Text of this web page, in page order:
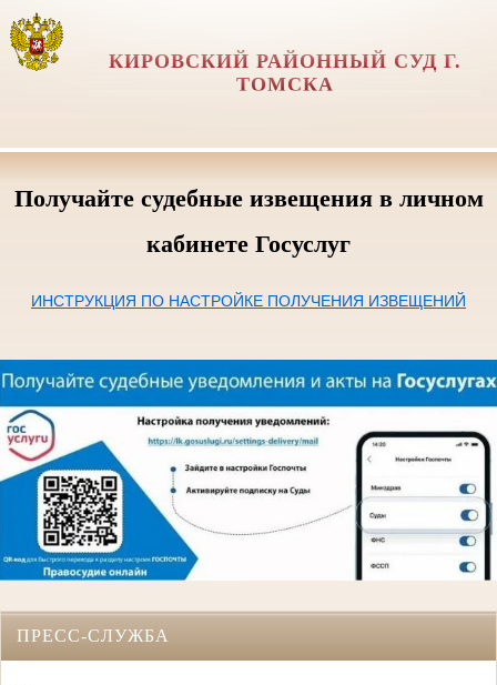
КИРОВСКИЙ РАЙОННЫЙ СУД Г.
ТОМСКА
Получайте судебные извещения в личном
кабинете Госуслуг
ИНСТРУКЦИЯ ПО НАСТРОЙКЕ ПОЛУЧЕНИЯ ИЗВЕЩЕНИЙ
ПРЕСС-СЛУЖБА